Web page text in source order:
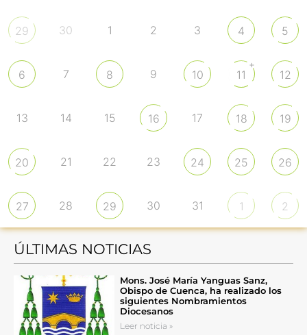
29 30 1 2 3 4 5
6 7 8 9 10 11
+
12
13 14 15 16 17 18 19
20 21 22 23 24 25 26
27 28 29 30 31 1 2
ÚLTIMAS NOTICIAS
Mons. José María Yanguas Sanz,
Obispo de Cuenca, ha realizado los
siguientes Nombramientos
Diocesanos
Leer noticia »